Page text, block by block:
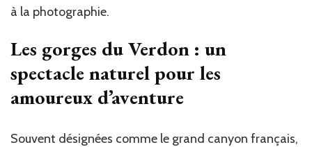
à la photographie.
Les gorges du Verdon : un
spectacle naturel pour les
amoureux d’aventure
Souvent désignées comme le grand canyon français,